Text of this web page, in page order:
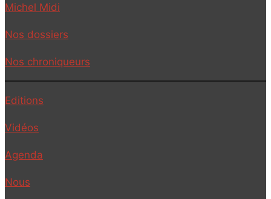
Michel Midi
Nos dossiers
Nos chroniqueurs
Editions
Vidéos
Agenda
Nous